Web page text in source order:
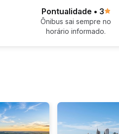
Pontualidade • 3
Ônibus sai sempre no
horário informado.